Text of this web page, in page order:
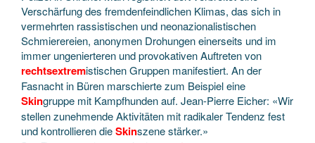
Verschärfung des fremdenfeindlichen Klimas, das sich in
vermehrten rassistischen und neonazionalistischen
Schmierereien, anonymen Drohungen einerseits und im
immer ungenierteren und provokativen Auftreten von
rechtsextremistischen Gruppen manifestiert. An der
Fasnacht in Büren marschierte zum Beispiel eine
Skingruppe mit Kampfhunden auf. Jean-Pierre Eicher: «Wir
stellen zunehmende Aktivitäten mit radikaler Tendenz fest
und kontrollieren dieSkinszene stärker.»